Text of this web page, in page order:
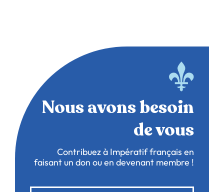
Nous avons besoin
de vous
Contribuez à Impératif français en
faisant un don ou en devenant membre !